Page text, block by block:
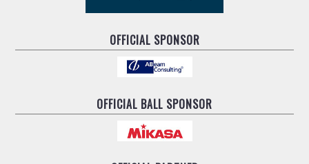
ミラクルスマイル新居浜
OFFICIAL SPONSOR
OFFICIAL BALL SPONSOR